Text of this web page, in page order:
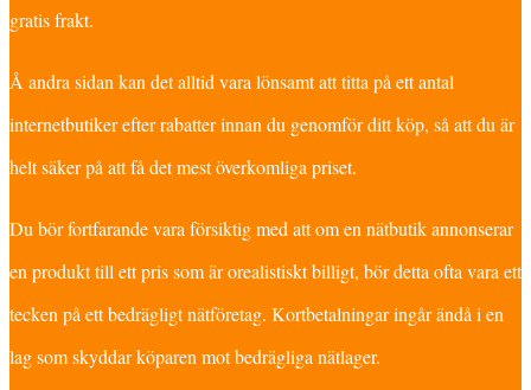
gratis frakt.
Å andra sidan kan det alltid vara lönsamt att titta på ett antal
internetbutiker efter rabatter innan du genomför ditt köp, så att du är
helt säker på att få det mest överkomliga priset.
Du bör fortfarande vara försiktig med att om en nätbutik annonserar
en produkt till ett pris som är orealistiskt billigt, bör detta ofta vara ett
tecken på ett bedrägligt nätföretag. Kortbetalningar ingår ändå i en
lag som skyddar köparen mot bedrägliga nätlager.